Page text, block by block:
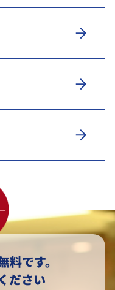
です。
ださい